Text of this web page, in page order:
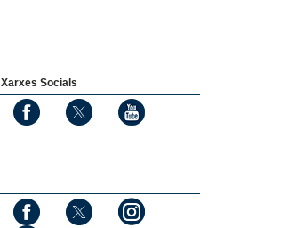
Xarxes Socials